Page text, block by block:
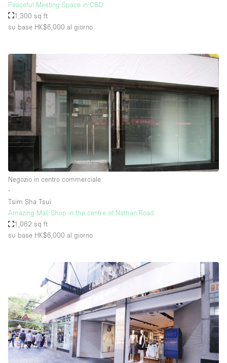
Peaceful Meeting Space in CBD
1,300 sq ft
su base HK$6,000 al giorno
Negozio in centro commerciale
∙
Tsim Sha Tsui
Amazing Mall Shop in the centre of Nathan Road
1,082 sq ft
su base HK$6,000 al giorno